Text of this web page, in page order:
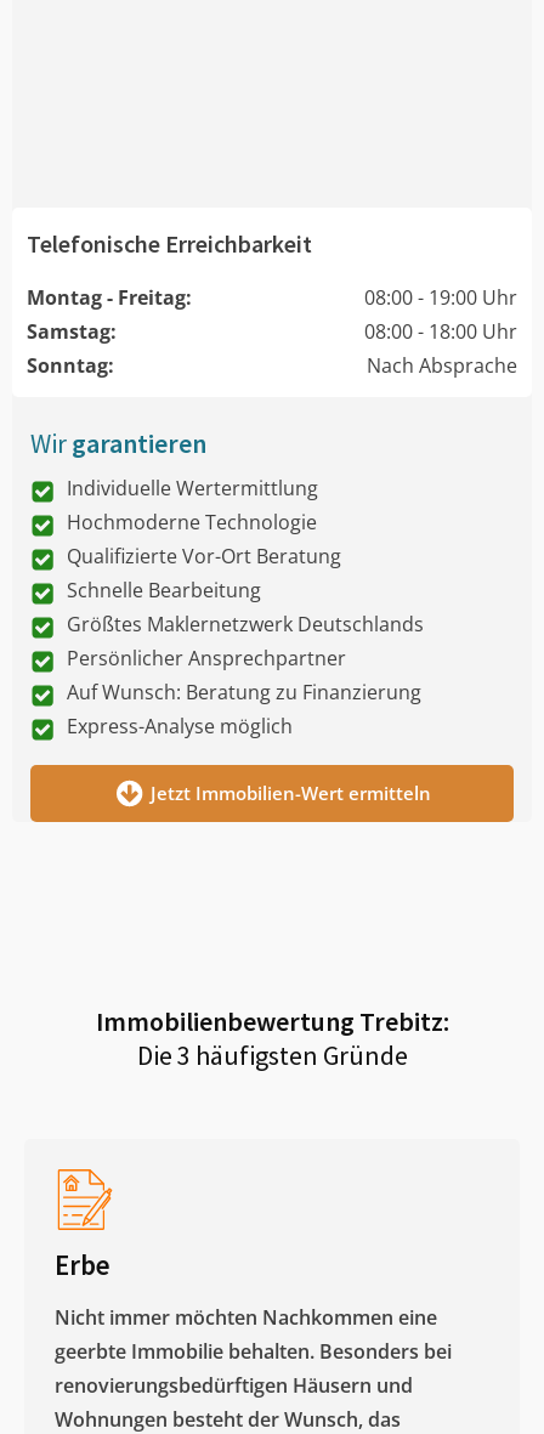
Telefonische Erreichbarkeit
Montag - Freitag:
08:00 - 19:00 Uhr
Samstag:
08:00 - 18:00 Uhr
Sonntag:
Nach Absprache
Wirgarantieren
Individuelle Wertermittlung
Hochmoderne Technologie
Qualifizierte Vor-Ort Beratung
Schnelle Bearbeitung
Größtes Maklernetzwerk Deutschlands
Persönlicher Ansprechpartner
Auf Wunsch: Beratung zu Finanzierung
Express-Analyse möglich
Jetzt Immobilien-Wert ermitteln
Immobilienbewertung Trebitz:
Die 3 häufigsten Gründe
Erbe
Nicht immer möchten Nachkommen eine
geerbte Immobilie behalten. Besonders bei
renovierungsbedürftigen Häusern und
Wohnungen besteht der Wunsch, das